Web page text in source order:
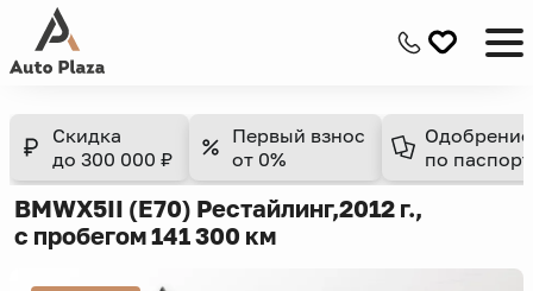
Скидка
до 300 000 ₽
Первый взнос
от 0%
Одобрение
по
BMWX5II (E70) Рестайлинг,2012 г.,
с пробегом 141 300 км